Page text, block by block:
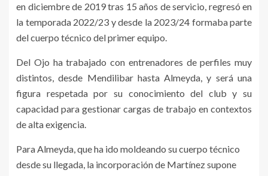
en diciembre de 2019 tras 15 años de servicio, regresó en
la temporada 2022/23 y desde la 2023/24 formaba parte
del cuerpo técnico del primer equipo.
Del Ojo ha trabajado con entrenadores de perfiles muy
distintos, desde Mendilibar hasta Almeyda, y será una
figura respetada por su conocimiento del club y su
capacidad para gestionar cargas de trabajo en contextos
de alta exigencia.
Para Almeyda, que ha ido moldeando su cuerpo técnico
desde su llegada, la incorporación de Martínez supone